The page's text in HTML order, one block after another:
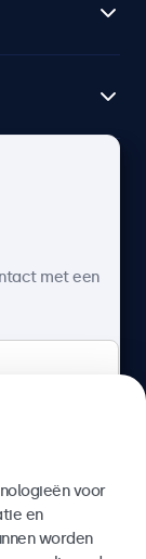
met een
voor
en
worden